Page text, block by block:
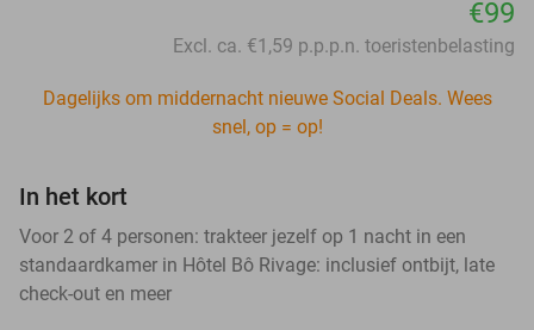
€99
Excl. ca. €1,59 p.p.p.n. toeristenbelasting
Dagelijks om middernacht nieuwe Social Deals. Wees
snel, op = op!
In het kort
Voor 2 of 4 personen: trakteer jezelf op 1 nacht in een
standaardkamer in Hôtel Bô Rivage: inclusief ontbijt, late
check-out en meer